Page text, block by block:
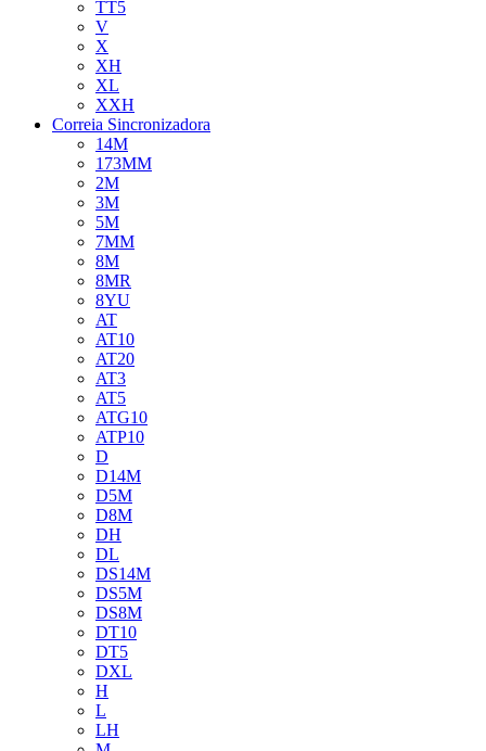
TT5
V
X
XH
XL
XXH
Correia Sincronizadora
14M
173MM
2M
3M
5M
7MM
8M
8MR
8YU
AT
AT10
AT20
AT3
AT5
ATG10
ATP10
D
D14M
D5M
D8M
DH
DL
DS14M
DS5M
DS8M
DT10
DT5
DXL
H
L
LH